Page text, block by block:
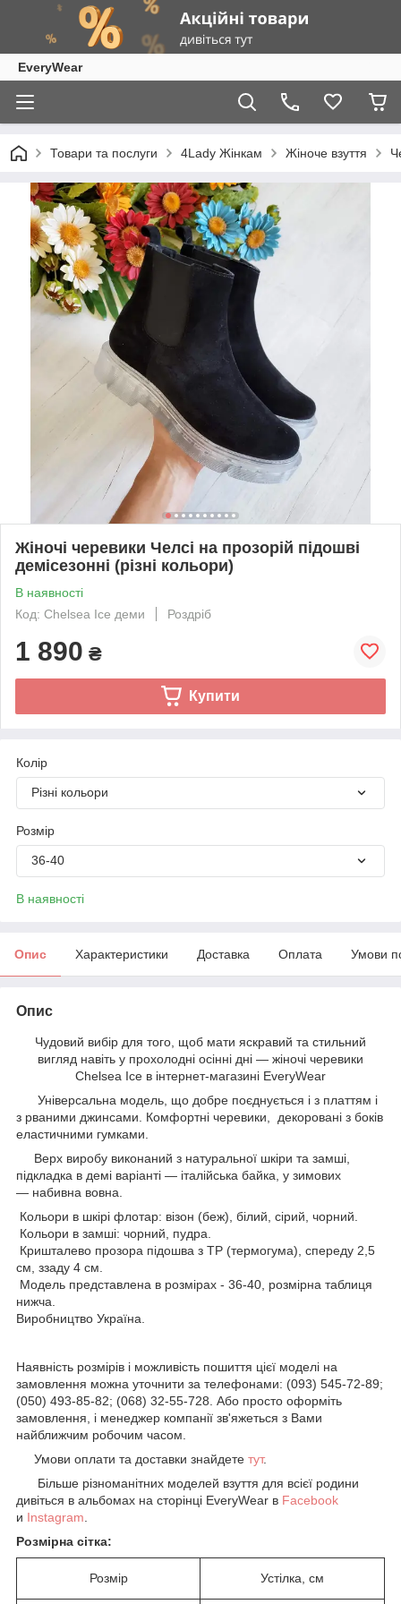
EveryWear
Товари та послуги 4Lady Жінкам Жіноче взуття
Жіночі черевики Челсі на прозорій підошві
демісезонні (різні кольори)
В наявності
Код: Chelsea Ice деми
Роздріб
1 890 ₴
Купити
Колір
Різні кольори
Розмір
36-40
В наявності
Опис Характеристики Доставка Оплата Умови
Опис
Чудовий вибір для того, щоб мати яскравий та стильний
вигляд навіть у прохолодні осінні дні — жіночі черевики
Chelsea Ice в інтернет-магазині EveryWear
Універсальна модель, що добре поєднується і з платтям і
з рваними джинсами. Комфортні черевики, декоровані з боків
еластичними гумками.
Верх виробу виконаний з натуральної шкіри та замші,
підкладка в демі варіанті — італійська байка, у зимових
— набивна вовна.
Кольори в шкірі флотар: візон (беж), білий, сірий, чорний.
Кольори в замші: чорний, пудра.
Кришталево прозора підошва з ТР (термогума), спереду 2,5
см, ззаду 4 см.
Модель представлена в розмірах - 36-40, розмірна таблиця
нижча.
Виробництво Україна.
Наявність розмірів і можливість пошиття цієї моделі на
замовлення можна уточнити за телефонами: (093) 545-72-89;
(050) 493-85-82; (068) 32-55-728. Або просто оформіть
замовлення, і менеджер компанії зв'яжеться з Вами
найближчим робочим часом.
Умови оплати та доставки знайдете тут.
Більше різноманітних моделей взуття для всієї родини
дивіться в альбомах на сторінці EveryWear в Facebook
и Instagram
Розмірна сітка:
Розмір Устілка, см